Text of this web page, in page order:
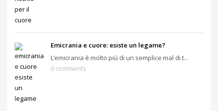
Emicrania e cuore: esiste un legame?
L’emicrania è molto più di un semplice mal di t...
0 comments